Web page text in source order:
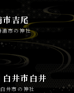
吉尾
浦市の神社
井市白井
白井市の神社